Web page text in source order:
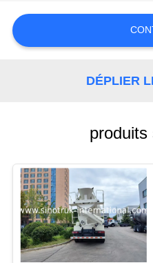
NOUS
CONTACTER
PLAN
DU
SITE
DÉPLIER
produits